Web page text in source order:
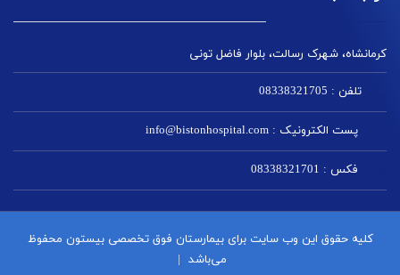
کرمانشاه، شهرک رسالت، بلوار فاضل تونی
تلفن : 08338321705
پست الکترونیک : info@bistonhospital.com
فکس : 08338321701
کلیه حقوق این وب سایت برای بیمارستان فوق تخصصی بیستون محفوظ
می‌باشد |